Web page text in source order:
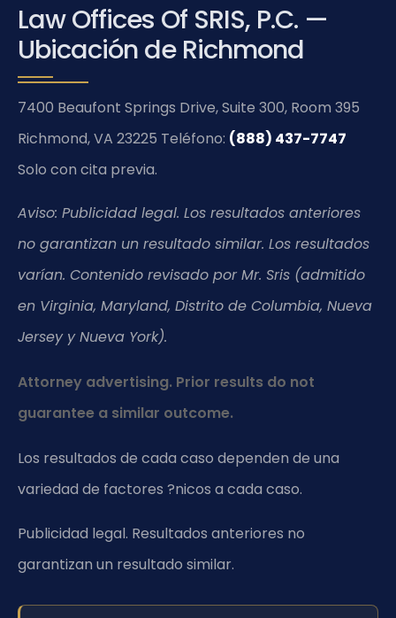
Law Offices Of SRIS, P.C. —
Ubicación de Richmond
7400 Beaufont Springs Drive, Suite 300, Room 395
Richmond, VA 23225 Teléfono: (888) 437-7747
Solo con cita previa.
Aviso: Publicidad legal. Los resultados anteriores
no garantizan un resultado similar. Los resultados
varían. Contenido revisado por Mr. Sris (admitido
en Virginia, Maryland, Distrito de Columbia, Nueva
Jersey y Nueva York).
Attorney advertising. Prior results do not
guarantee a similar outcome.
Los resultados de cada caso dependen de una
variedad de factores ?nicos a cada caso.
Publicidad legal. Resultados anteriores no
garantizan un resultado similar.